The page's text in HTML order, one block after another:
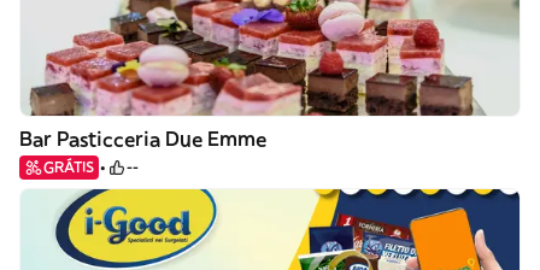
Bar Pasticceria Due Emme
GRÁTIS --